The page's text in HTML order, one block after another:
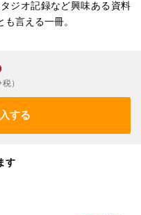
ジオ記録など興味ある資料
言える一冊。
）
する
す